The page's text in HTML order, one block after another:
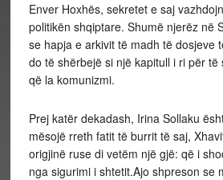
Enver Hoxhës, sekretet e saj
politikën shqiptare. Shumë njerëz në
se hapja e arkivit të madh të dosjeve
do të shërbejë si një kapitull i ri për
që la komunizmi.
Prej katër dekadash, Irina Sollaku
mësojë rreth fatit të burrit të saj,
origjinë ruse di vetëm një gjë: që i
nga sigurimi i shtetit.Ajo shpreson se